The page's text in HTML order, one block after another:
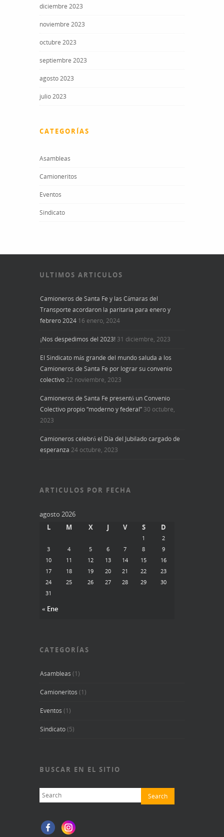
diciembre 2023
noviembre 2023
octubre 2023
septiembre 2023
agosto 2023
julio 2023
CATEGORÍAS
Asambleas
Camioneritos
Eventos
Sindicato
ULTIMOS ARTICULOS
Camioneros de Santa Fe y las Cámaras del
Transporte acordaron la paritaria para enero y
febrero 2024 16 enero, 2024
¡Nos despedimos del 2023! 31 diciembre, 2023
El Sindicato más grande del mundo saluda a los
Camioneros de Santa Fe por lograr su convenio
colectivo22 noviembre, 2023
Camioneros de Santa Fe presentó un Convenio
Colectivo propio “moderno y federal” 30 octubre,
2023
Camioneros celebró el Día del Jubilado cargado de
esperanza 24 octubre, 2023
ARTICULOS POR FECHA
agosto 2026
L
M X J V S D
« Ene
1
2
3
4 5 6 7 8
9
10
11 12 13 14 15
16
17
18 19 20 21 22
23
24
25 26 27 28 29
30
31
CATEGORÍAS
Asambleas (1)
Camioneritos (1)
Eventos (1)
Sindicato(5)
BUSCAR EN EL SITIO